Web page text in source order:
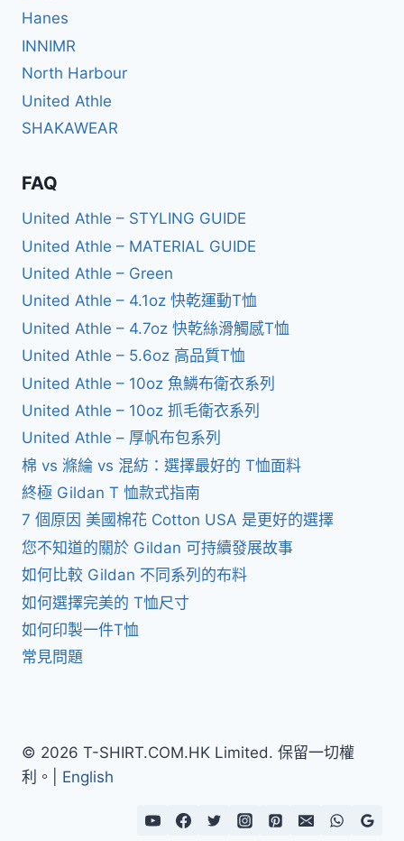
Hanes
INNIMR
North Harbour
United Athle
SHAKAWEAR
FAQ
United Athle – STYLING GUIDE
United Athle – MATERIAL GUIDE
United Athle – Green
United Athle – 4.1oz 快乾運動T恤
United Athle – 4.7oz 快乾絲滑觸感T恤
United Athle – 5.6oz 高品質T恤
United Athle – 10oz 魚鱗布衛衣系列
United Athle – 10oz 抓毛衛衣系列
United Athle – 厚帆布包系列
棉 vs 滌綸 vs 混紡：選擇最好的 T恤面料
終極 Gildan T 恤款式指南
7 個原因 美國棉花 Cotton USA 是更好的選擇
您不知道的關於 Gildan 可持續發展故事
如何比較 Gildan 不同系列的布料
如何選擇完美的 T恤尺寸
如何印製一件T恤
常見問題
© 2026 T-SHIRT.COM.HK Limited. 保留一切權
利。| English